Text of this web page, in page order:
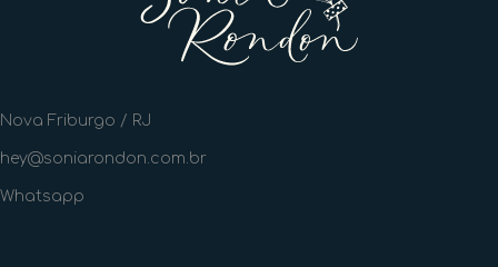
Nova Friburgo / RJ
hey@soniarondon.com.br
Whatsapp